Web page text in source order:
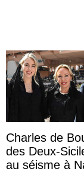
Charles de
des Deux-
au séisme à